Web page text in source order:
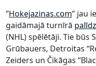
”Hokejazinas.com” jau
gaidāmajā turnīrā
(NHL) spēlētāji. Tie būs
Grūbauers, Detroitas
Zeiders un Čikāgas